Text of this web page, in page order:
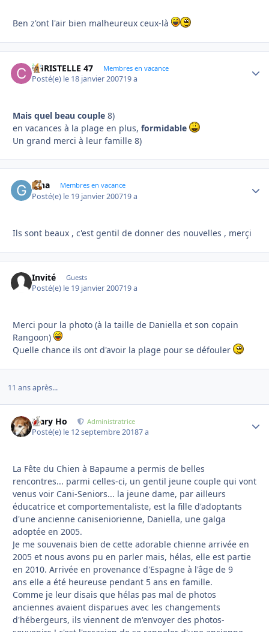
Ben z'ont l'air bien malheureux ceux-là
CHRISTELLE 47 Membres en vacance
Posté(e) le 18 janvier 200719 a
Mais quel beau couple 8)
en vacances à la plage en plus, formidable
Un grand merci à leur famille 8)
gina Membres en vacance
Posté(e) le 19 janvier 200719 a
Ils sont beaux , c'est gentil de donner des nouvelles , merçi
Invité Guests
Posté(e) le 19 janvier 200719 a
Merci pour la photo (à la taille de Daniella et son copain
Rangoon)
Quelle chance ils ont d'avoir la plage pour se défouler
11 ans après...
Mary Ho Administratrice
Posté(e) le 12 septembre 20187 a
La Fête du Chien à Bapaume a permis de belles
rencontres... parmi celles-ci, un gentil jeune couple qui vont
venus voir Cani-Seniors... la jeune dame, par ailleurs
éducatrice et comportementaliste, est la fille d'adoptants
d'une ancienne caniseniorienne, Daniella, une galga
adoptée en 2005.
Je me souvenais bien de cette adorable chienne arrivée en
2005 et nous avons pu en parler mais, hélas, elle est partie
en 2010. Arrivée en provenance d'Espagne à l'âge de 9
ans elle a été heureuse pendant 5 ans en famille.
Comme je leur disais que hélas pas mal de photos
anciennes avaient disparues avec les changements
d'hébergeurs, ils viennent de m'envoyer des photos-